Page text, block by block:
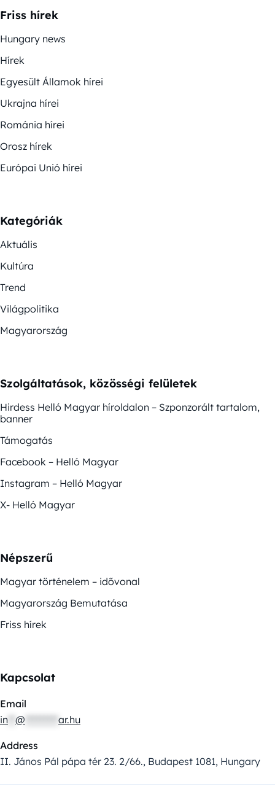
Friss hírek
Hungary news
Hírek
Egyesült Államok hírei
Ukrajna hírei
Románia hírei
Orosz hírek
Európai Unió hírei
Kategóriák
Aktuális
Kultúra
Trend
Világpolitika
Magyarország
Szolgáltatások, közösségi felületek
Hirdess Helló Magyar híroldalon – Szponzorált tartalom,
banner
Támogatás
Facebook – Helló Magyar
Instagram – Helló Magyar
X- Helló Magyar
Népszerű
Magyar történelem – idővonal
Magyarország Bemutatása
Friss hírek
Kapcsolat
Email
in @ ar.hu
Address
II. János Pál pápa tér 23. 2/66., Budapest 1081, Hungary